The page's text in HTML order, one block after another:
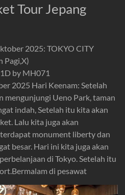
Tour Jepang
2025: TOKYO CITY
Pagi,X)
by MH071
2025 Hari Keenam: Setelah
mengunjungi Ueno Park, taman
indah, Setelah itu kita akan
Lalu kita juga akan
monument liberty dan
besar. Hari ini kita juga akan
di Tokyo. Setelah itu
di pesawat